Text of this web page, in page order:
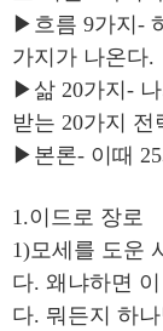
▶흐름 9가지-
가지가 나온다.
▶삶 20가지-
받는 20가지 전
▶본론- 이때
1.이드로 장로
1)모세를 도운
다. 왜냐하면
다. 뭐든지 하